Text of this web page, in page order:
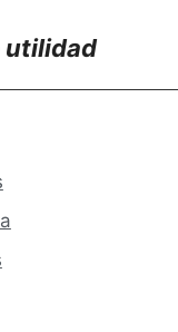
utilidad